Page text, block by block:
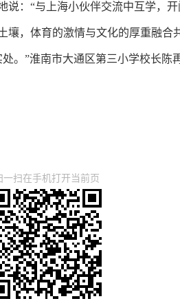
：“与上海小伙伴交流中互学，
，体育的激情与文化的厚重融合
。”淮南市大通区第三小学校长
一扫在手机打开当前页